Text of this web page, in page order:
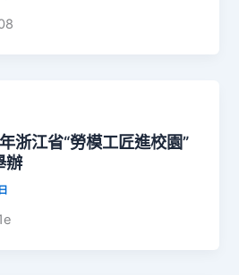
浙江省“勞模工匠進校園”
辦